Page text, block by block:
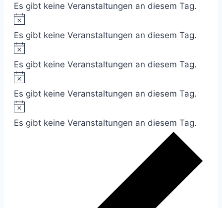
Es gibt keine Veranstaltungen an diesem Tag.
Hinweis
Es gibt keine Veranstaltungen an diesem Tag.
Hinweis
Es gibt keine Veranstaltungen an diesem Tag.
Hinweis
Es gibt keine Veranstaltungen an diesem Tag.
Hinweis
Es gibt keine Veranstaltungen an diesem Tag.